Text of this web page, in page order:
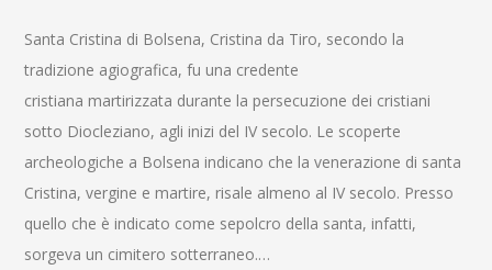
Santa Cristina di Bolsena, Cristina da Tiro, secondo la
tradizione agiografica, fu una credente
cristiana martirizzata durante la persecuzione dei cristiani
sotto Diocleziano, agli inizi del IV secolo. Le scoperte
archeologiche a Bolsena indicano che la venerazione di santa
Cristina, vergine e martire, risale almeno al IV secolo. Presso
quello che è indicato come sepolcro della santa, infatti,
sorgeva un cimitero sotterraneo.…